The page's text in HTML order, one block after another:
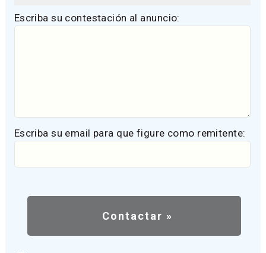
Escriba su contestación al anuncio:
Escriba su email para que figure como remitente: